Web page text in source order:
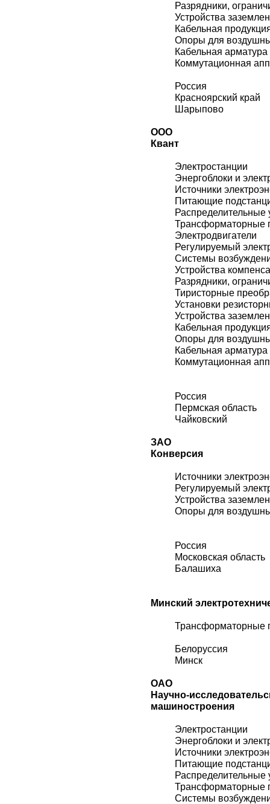
Разрядники,
Устройства
Кабельная
Опоры для
Кабельная арматура
Коммутационная
Россия
Красноярский край
Шарыпово
ООО
Квант
Электростанции
Энергоблоки и
Источники
Питающие
Распределительные
Трансформаторные
Электродвигатели
Регулируемый
Системы
Устройства
Разрядники,
Тиристорные
Установки
Устройства
Кабельная
Опоры для
Кабельная арматура
Коммутационная
Россия
Пермская область
Чайковский
ЗАО
Конверсия
Источники
Регулируемый
Устройства
Опоры для
Россия
Московская область
Балашиха
Минский
Трансформаторные
Белоруссия
Минск
ОАО
Научно-
машиностроения
Электростанции
Энергоблоки и
Источники
Питающие
Распределительные
Трансформаторные
Системы